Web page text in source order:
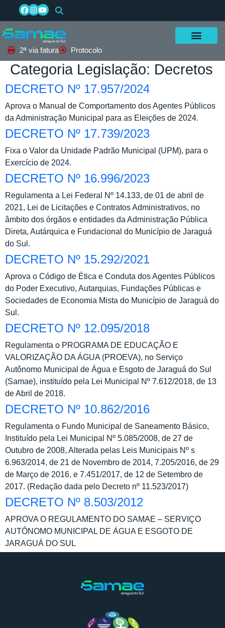
2ª via fatura Protocolo
Categoria Legislação: Decretos
DECRETO Nº 17.957/2024
Aprova o Manual de Comportamento dos Agentes Públicos
da Administração Municipal para as Eleições de 2024.
DECRETO Nº 17.739/2023
Fixa o Valor da Unidade Padrão Municipal (UPM), para o
Exercício de 2024.
DECRETO Nº 16.996/2023
Regulamenta a Lei Federal Nº 14.133, de 01 de abril de
2021, Lei de Licitações e Contratos Administrativos, no
âmbito dos órgãos e entidades da Administração Pública
Direta, Autárquica e Fundacional do Município de Jaraguá
do Sul.
DECRETO Nº 15.292/2021
Aprova o Código de Ética e Conduta dos Agentes Públicos
do Poder Executivo, Autarquias, Fundações Públicas e
Sociedades de Economia Mista do Município de Jaraguá do
Sul.
DECRETO Nº 12.095/2018
Regulamenta o PROGRAMA DE EDUCAÇÃO E
VALORIZAÇÃO DA ÁGUA (PROEVA), no Serviço
Autônomo Municipal de Água e Esgoto de Jaraguá do Sul
(Samae), instituído pela Lei Municipal Nº 7.612/2018, de 13
de Abril de 2018.
DECRETO Nº 10.862/2016
Regulamenta o Fundo Municipal de Saneamento Básico,
Instituído pela Lei Municipal Nº 5.085/2008, de 27 de
Outubro de 2008, Alterada pelas Leis Municipais Nº s
6.963/2014, de 21 de Novembro de 2014, 7.205/2016, de 29
de Março de 2016, e 7.451/2017, de 12 de Setembro de
2017. (Redação dada pelo Decreto nº 11.523/2017)
DECRETO Nº 8.503/2012
APROVA O REGULAMENTO DO SAMAE – SERVIÇO
AUTÔNOMO MUNICIPAL DE ÁGUA E ESGOTO DE
JARAGUÁ DO SUL